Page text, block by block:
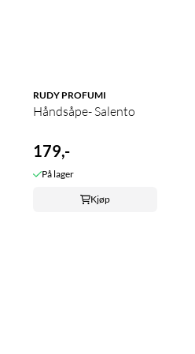
RUDY PROFUMI
Håndsåpe- Salento
179,-
På lager
Kjøp